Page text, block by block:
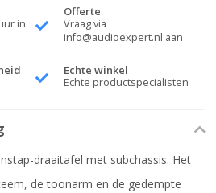
in
Offerte
Vraag via
info@audioexpert.nl aan
Echte winkel
Echte productspecialisten
draaitafel met subchassis. Het
de toonarm en de gedempte